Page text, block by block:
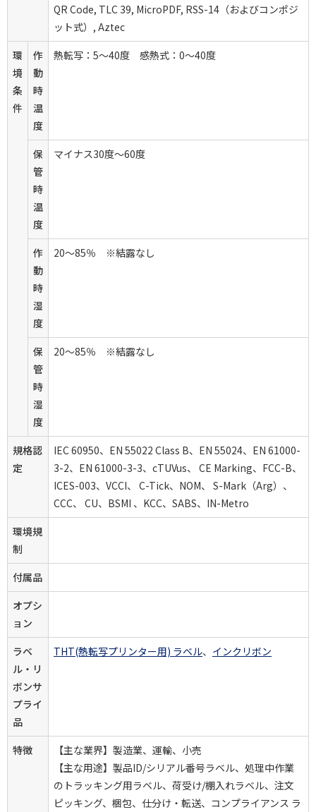
QR Code, TLC 39, MicroPDF, RSS-14（およびコンポジ
ット式）, Aztec
環
境
条
件
作
動
時
温
度
熱転写：5～40度 感熱式：0～40度
保
管
時
温
度
マイナス30度～60度
作
動
時
湿
度
20～85％ ※結露なし
保
管
時
湿
度
20～85％ ※結露なし
規格認
定
IEC 60950、EN 55022 Class B、EN 55024、EN 61000-
3-2、EN 61000-3-3、cTUVus、 CE Marking、FCC-B、
ICES-003、VCCI、 C-Tick、NOM、 S-Mark（Arg）、
CCC、 CU、BSMI 、KCC、SABS、IN-Metro
環境規
制
付属品
オプシ
ョン
ラベ
ル・リ
ボンサ
プライ
品
THT(熱転写プリンター用) ラベル、 インクリボン
特徴
【主な業界】製造業、運輸、小売
【主な用途】製品ID/シリアル番号ラベル、処理中作業
のトラッキング用ラベル、荷受け/棚入れラベル、注文
ピッキング、梱包、仕分け・転送、コンプライアンス ラ